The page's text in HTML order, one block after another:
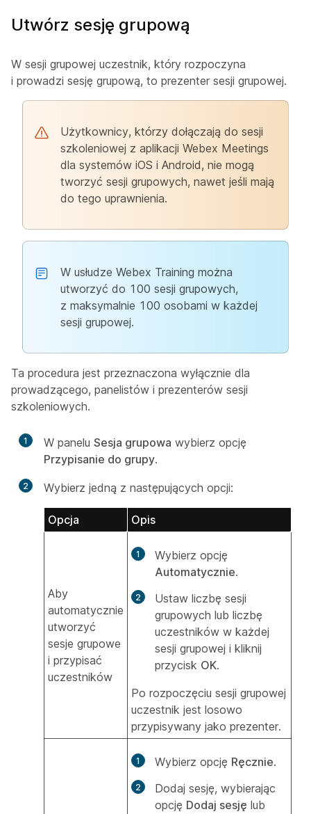
Utwórz sesję grupową
W sesji grupowej uczestnik, który rozpoczyna
i prowadzi sesję grupową, to prezenter sesji grupowej.
Użytkownicy, którzy dołączają do sesji
szkoleniowej z aplikacji Webex Meetings
dla systemów iOS i Android, nie mogą
tworzyć sesji grupowych, nawet jeśli mają
do tego uprawnienia.
W usłudze Webex Training można
utworzyć do 100 sesji grupowych,
z maksymalnie 100 osobami w każdej
sesji grupowej.
Ta procedura jest przeznaczona wyłącznie dla
prowadzącego, panelistów i prezenterów sesji
szkoleniowych.
1 W panelu Sesja grupowa wybierz opcję
Przypisanie do grupy.
2 Wybierz jedną z następujących opcji:
Opcja Opis
Aby
automatycznie
utworzyć
sesje grupowe
i przypisać
uczestników
Wybierz opcję
Automatycznie.
Ustaw liczbę sesji
grupowych lub liczbę
uczestników w każdej
sesji grupowej i kliknij
przycisk OK.
Po rozpoczęciu sesji grupowej
uczestnik jest losowo
przypisywany jako prezenter.
Wybierz opcję Ręcznie.
Dodaj sesję, wybierając
opcję Dodaj sesję lub